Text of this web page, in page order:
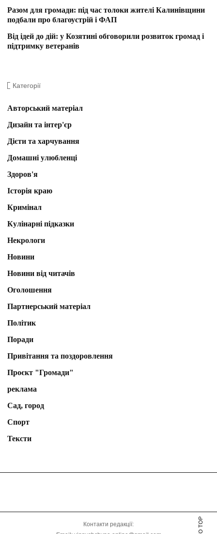
Разом для громади: під час толоки жителі Калинівщини
подбали про благоустрій і ФАП
Від ідей до дій: у Козятині обговорили розвиток громад і
підтримку ветеранів
Категорії
Авторський матеріал
Дизайн та інтер'єр
Дієти та харчування
Домашні улюбленці
Здоров'я
Історія краю
Кримінал
Кулінарні підказки
Некрологи
Новини
Новини від читачів
Оголошення
Партнерський матеріал
Політик
Поради
Привітання та поздоровлення
Проєкт "Громади"
реклама
Сад, город
Спорт
Тексти
Контакти редакції: